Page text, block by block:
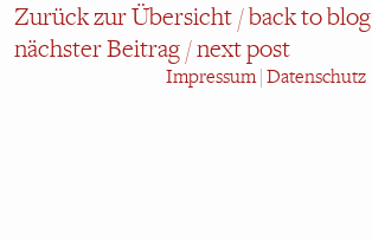
Zurück zur Übersicht / back to blog
nächster Beitrag / next post
Impressum| Datenschutz